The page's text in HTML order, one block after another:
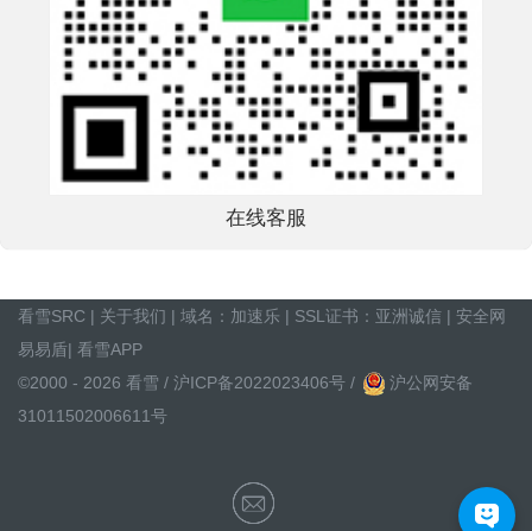
在线客服
看雪SRC | 关于我们 | 域名： 加速乐 | SSL证书： 亚洲诚信 | 安全网
易易盾| 看雪APP
©2000 - 2026 看雪 / 沪ICP备2022023406号 /
沪公网安备
31011502006611号